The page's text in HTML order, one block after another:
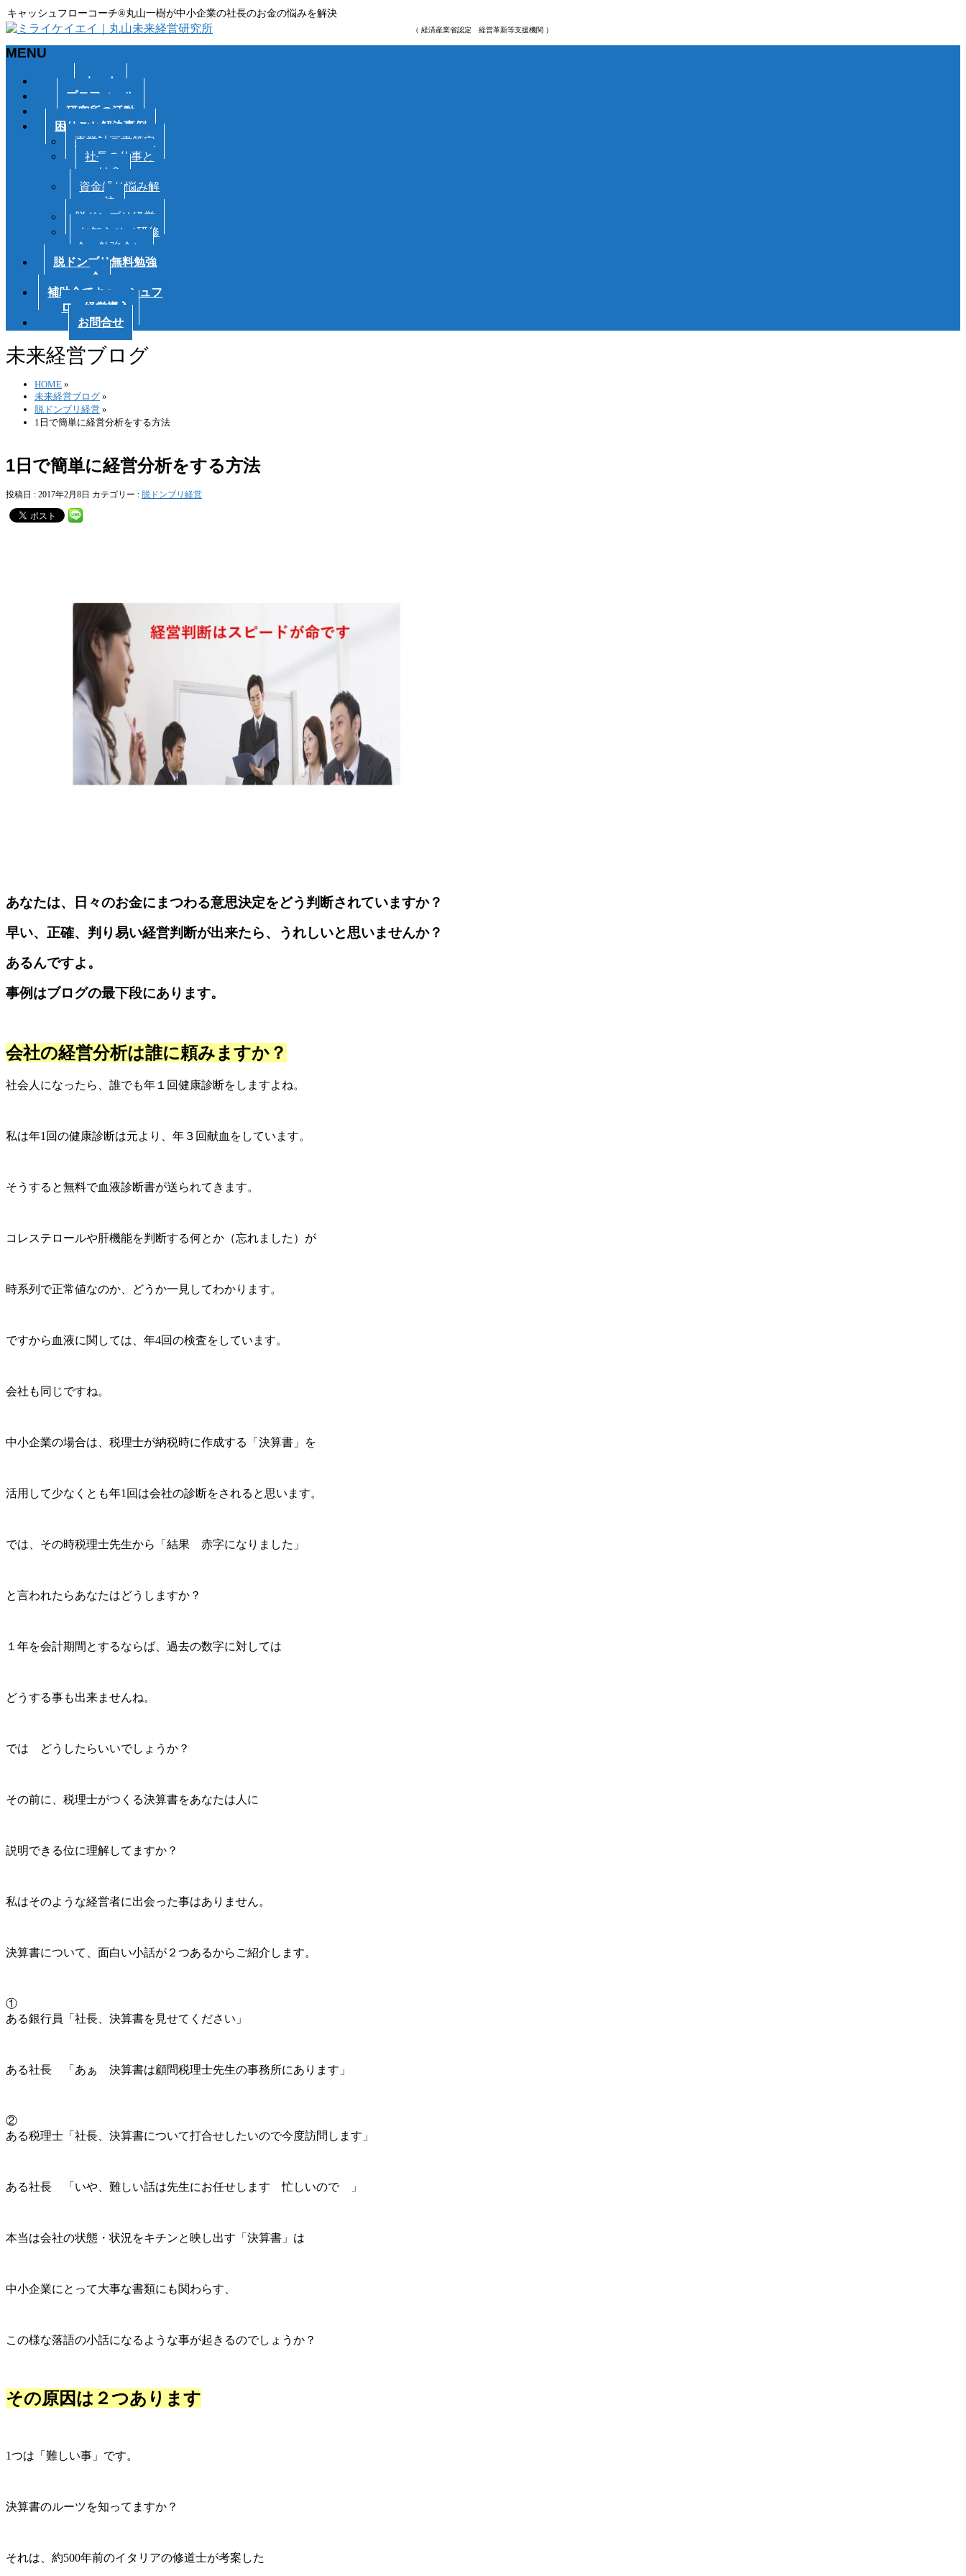
キャッシュフローコーチ®丸山一樹が中小企業の社長のお金の悩みを解決
（ 経済産業省認定 経営革新等支援機関 ）
MENU
ホーム
プロフィール
研究所の活動
困りごと解決事例
事業計画書策定
社長の仕事と
は？
資金繰り悩み解
決
脱ドンブリ経営
お知らせ（研修
会・勉強会）
脱ドンブリ無料勉強
会
補助金でキャッシュフ
ロー経営導入
お問合せ
未来経営ブログ
HOME »
未来経営ブログ »
脱ドンブリ経営 »
1日で簡単に経営分析をする方法
1日で簡単に経営分析をする方法
投稿日 : 2017年2月8日 カテゴリー : 脱ドンブリ経営
あなたは、日々のお金にまつわる意思決定をどう判断されていますか？
早い、正確、判り易い経営判断が出来たら、うれしいと思いませんか？
あるんですよ。
事例はブログの最下段にあります。
会社の経営分析は誰に頼みますか？
社会人になったら、誰でも年１回健康診断をしますよね。
私は年1回の健康診断は元より、年３回献血をしています。
そうすると無料で血液診断書が送られてきます。
コレステロールや肝機能を判断する何とか（忘れました）が
時系列で正常値なのか、どうか一見してわかります。
ですから血液に関しては、年4回の検査をしています。
会社も同じですね。
中小企業の場合は、税理士が納税時に作成する「決算書」を
活用して少なくとも年1回は会社の診断をされると思います。
では、その時税理士先生から「結果 赤字になりました」
と言われたらあなたはどうしますか？
１年を会計期間とするならば、過去の数字に対しては
どうする事も出来ませんね。
では どうしたらいいでしょうか？
その前に、税理士がつくる決算書をあなたは人に
説明できる位に理解してますか？
私はそのような経営者に出会った事はありません。
決算書について、面白い小話が２つあるからご紹介します。
①
ある銀行員「社長、決算書を見せてください」
ある社長 「あぁ 決算書は顧問税理士先生の事務所にあります」
②
ある税理士「社長、決算書について打合せしたいので今度訪問します」
ある社長 「いや、難しい話は先生にお任せします 忙しいので 」
本当は会社の状態・状況をキチンと映し出す「決算書」は
中小企業にとって大事な書類にも関わらす、
この様な落語の小話になるような事が起きるのでしょうか？
その原因は２つあります
1つは「難しい事」です。
決算書のルーツを知ってますか？
それは、約500年前のイタリアの修道士が考案した